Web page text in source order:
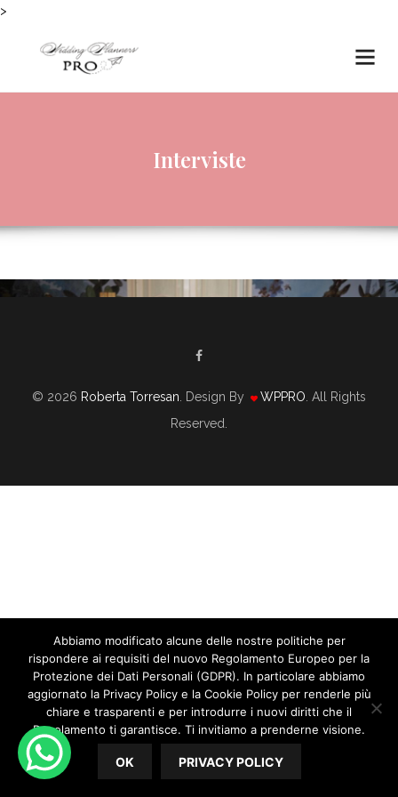
>
Interviste
Cambia La Vita: Intervista A Silvia
Cicconi
09/02/2025 ByRoberta Torresan
In CORSO WEDDING PLANNER ,INTERVISTE WEDDING
PLANNER, WEDDING PLANNER
Via la maschera! Quando il wedding ti cambia la vita: la
storia di Silvia Cicconi Chi è Silvia Cicconi? Autenticità,
© 2026 Roberta Torresan . Design By WPPRO . All Rights
Reserved.
Abbiamo modificato alcune delle nostre politiche per
rispondere ai requisiti del nuovo Regolamento Europeo per la
Protezione dei Dati Personali (GDPR). In particolare abbiamo
aggiornato la Privacy Policy e la Cookie Policy per renderle più
chiare e trasparenti e per introdurre i nuovi diritti che il
Regolamento ti garantisce. Ti invitiamo a prenderne visione.
OK PRIVACY POLICY